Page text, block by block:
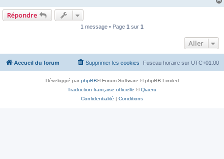
Répondre
1 message • Page 1 sur 1
Aller
Accueil du forum Fuseau horaire sur UTC+01:00
Supprimer les cookies
Développé parphpBB® Forum Software © phpBB Limited
Traduction française officielle ©Qiaeru
Confidentialité | Conditions